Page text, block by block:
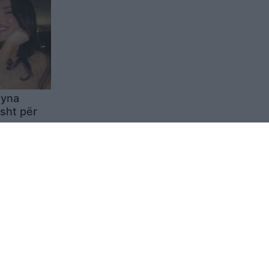
për